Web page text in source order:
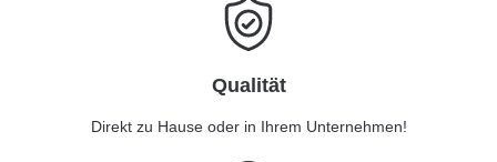
Qualität
Direkt zu Hause oder in Ihrem Unternehmen!